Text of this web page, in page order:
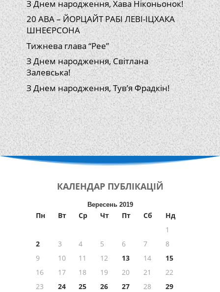
З Днем народження, Хава Ніконьонок!
20 АВА – ЙОРЦАЙТ РАБІ ЛЕВІ-ІЦХАКА
ШНЕЄРСОНА
Тижнева глава “Рее”
З Днем народження, Світлана
Залевська!
З Днем народження, Тув’я Фрадкін!
КАЛЕНДАР ПУБЛІКАЦІЙ
Вересень 2019
Пн Вт Ср Чт Пт Сб
Нд
1
2
3 4 5 6 7
8
9
10 11 12 13 14
15
16
17 18 19 20 21
22
23
24 25 26 27 28
29